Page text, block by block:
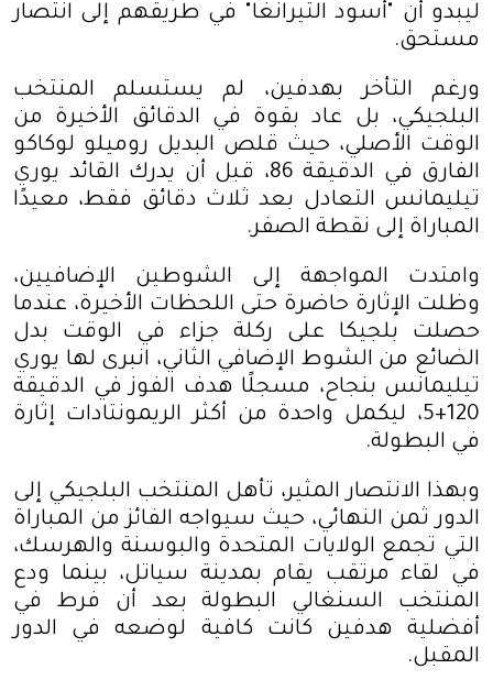
ليبدو أن "أسود التيرانغا" في طريقهم إلى انتصار
مستحق.
ورغم التأخر بهدفين، لم يستسلم المنتخب
البلجيكي، بل عاد بقوة في الدقائق الأخيرة من
الوقت الأصلي، حيث قلص البديل روميلو لوكاكو
الفارق في الدقيقة 86، قبل أن يدرك القائد يوري
تيليمانس التعادل بعد ثلاث دقائق فقط، معيدًا
المباراة إلى نقطة الصفر.
وامتدت المواجهة إلى الشوطين الإضافيين،
وظلت الإثارة حاضرة حتى اللحظات الأخيرة، عندما
حصلت بلجيكا على ركلة جزاء في الوقت بدل
الضائع من الشوط الإضافي الثاني، انبرى لها يوري
تيليمانس بنجاح، مسجلًا هدف الفوز في الدقيقة
120+5، ليكمل واحدة من أكثر الريمونتادات إثارة
في البطولة.
وبهذا الانتصار المثير، تأهل المنتخب البلجيكي إلى
الدور ثمن النهائي، حيث سيواجه الفائز من المباراة
التي تجمع الولايات المتحدة والبوسنة والهرسك،
في لقاء مرتقب يقام بمدينة سياتل، بينما ودع
المنتخب السنغالي البطولة بعد أن فرط في
أفضلية هدفين كانت كافية لوضعه في الدور
المقبل.